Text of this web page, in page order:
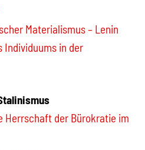
Materialismus – Lenin
Individuums in der
Herrschaft der Bürokratie im